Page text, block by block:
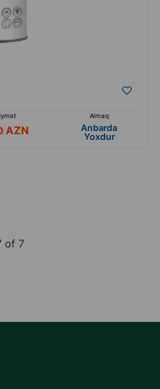
Almaq
Anbarda
Yoxdur
of 7